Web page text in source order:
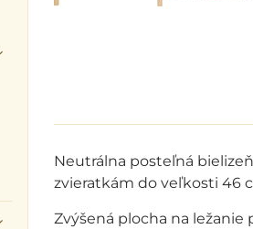
Neutrálna posteľná
zvieratkám do veľkosti 46
Zvýšená plocha na